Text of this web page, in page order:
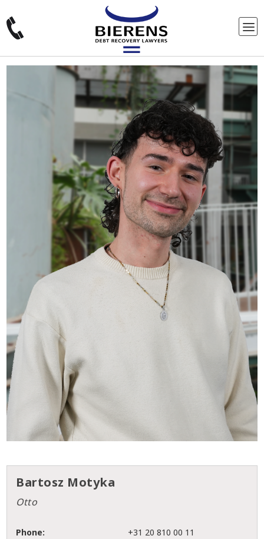
Bartosz Motyka
Otto
Phone:
+31 20 810 00 11